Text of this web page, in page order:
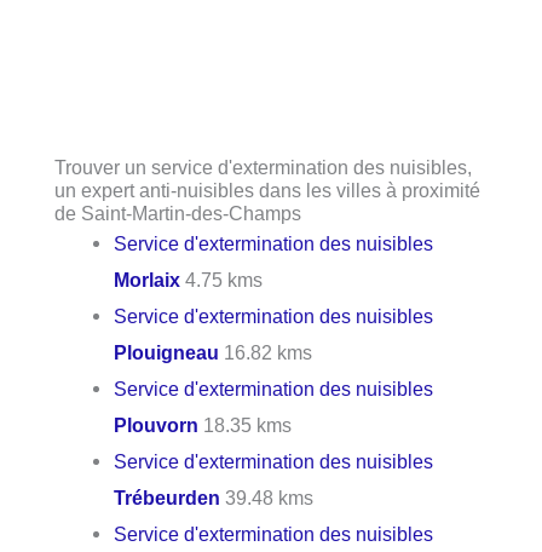
Trouver un service d'extermination des nuisibles,
un expert anti-nuisibles dans les villes à proximité
de Saint-Martin-des-Champs
Service d'extermination des nuisibles
Morlaix 4.75 kms
Service d'extermination des nuisibles
Plouigneau 16.82 kms
Service d'extermination des nuisibles
Plouvorn 18.35 kms
Service d'extermination des nuisibles
Trébeurden 39.48 kms
Service d'extermination des nuisibles